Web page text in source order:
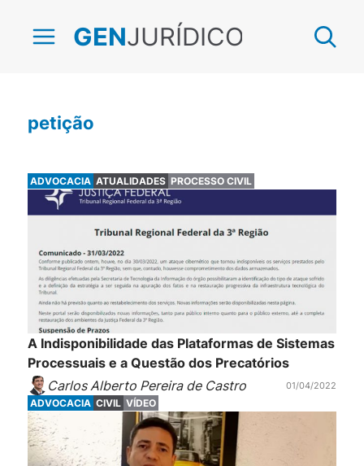
GENJURÍDICO
petição
ADVOCACIA ATUALIDADES PROCESSO CIVIL
A Indisponibilidade das Plataformas de Sistemas
Processuais e a Questão dos Precatórios
Carlos Alberto Pereira de Castro
01/04/2022
ADVOCACIA CIVIL VÍDEO